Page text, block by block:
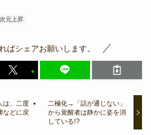
次元上昇
ばシェアお願いします。
は、二度
などに戻
二極化→「話が通じない」
から覚醒者は静かに姿を消
している!?